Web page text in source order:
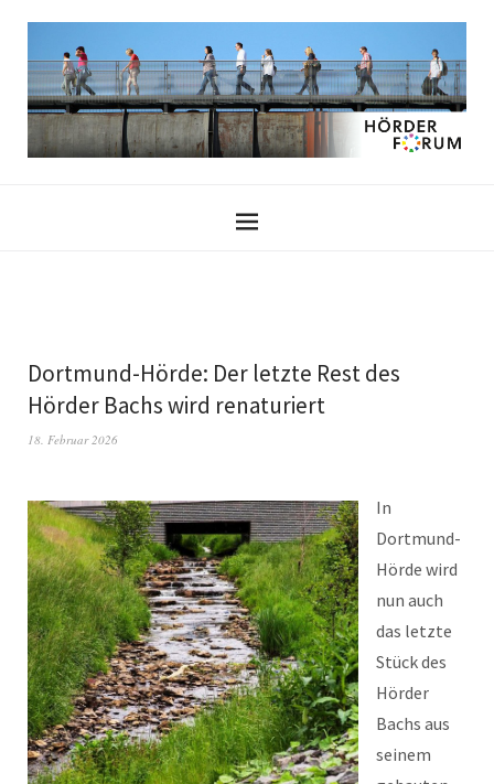
Dortmund-Hörde: Der letzte Rest des
Hörder Bachs wird renaturiert
18. Februar 2026
In
Dortmund-
Hörde wird
nun auch
das letzte
Stück des
Hörder
Bachs aus
seinem